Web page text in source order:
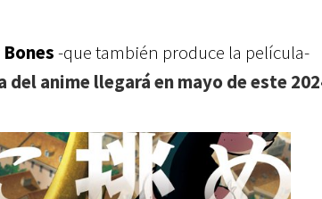
Bones-que también produce la película-
anime llegará en mayo de este